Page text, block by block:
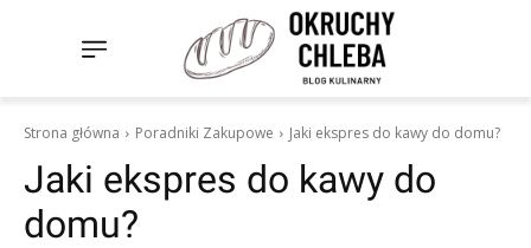
Strona główna Poradniki Zakupowe Jaki ekspres do kawy do domu?
Jaki ekspres do kawy do
domu?